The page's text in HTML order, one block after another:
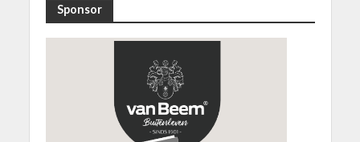
Sponsor